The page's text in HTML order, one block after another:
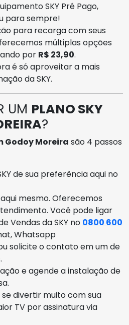
SKY Pré Pago,
para sempre!
para recarga com seus
múltiplas opções
por R$ 23,90.
é só aproveitar a mais
da SKY.
UM PLANO SKY
?
Godoy Moreira são 4 passos
de sua preferência aqui no
mesmo. Oferecemos
Você pode ligar
Vendas da SKY no 0800 600
Whatsapp
solicite o contato em um de
e agende a instalação de
divertir muito com sua
TV por assinatura via